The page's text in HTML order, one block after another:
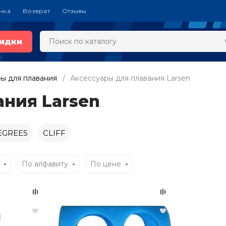
Возврат Отзывы
для плавания Аксессуары для плавания Larsen
Larsen
CLIFF
По алфавиту По цене